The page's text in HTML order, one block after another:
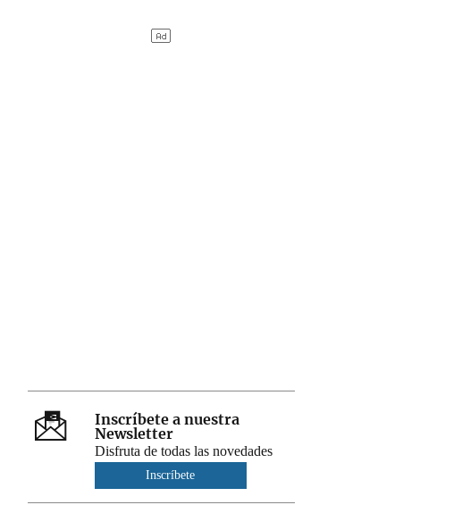
Inscríbete a nuestra
Newsletter
Disfruta de todas las novedades
Inscríbete